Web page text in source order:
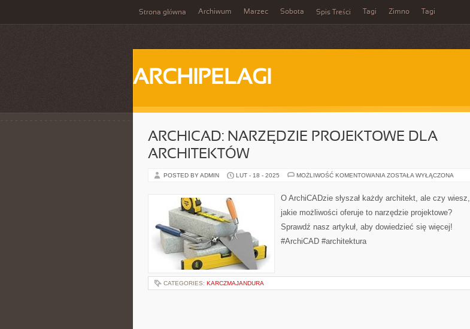
Strona główna Archiwum Marzec Sobota Spis Treści Tagi Zimno Tagi
ARCHIPELAGI
ARCHICAD: NARZĘDZIE PROJEKTOWE DLA
ARCHITEKTÓW
POSTED BY ADMIN LUT - 18 - 2025 MOŻLIWOŚĆ KOMENTOWANIA ARCHICAD:
DLA
ARCHITEKTÓW
ZOSTAŁA WYŁĄCZONA
O ArchiCADzie słyszał każdy architekt, ale czy wiesz,
jakie możliwości oferuje to narzędzie projektowe?
Sprawdź nasz artykuł, aby dowiedzieć się więcej!
#ArchiCAD #architektura
CATEGORIES: KARCZMAJANDURA